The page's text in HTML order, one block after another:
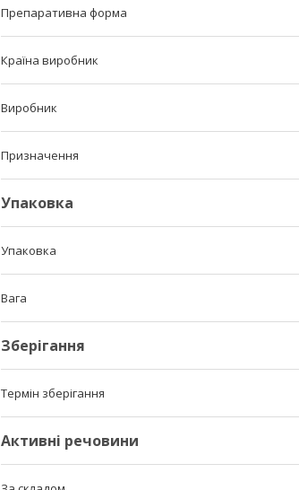
Препаративна форма
Країна виробник
Виробник
Призначення
Упаковка
Упаковка
Вага
Зберігання
Термін зберігання
Активні речовини